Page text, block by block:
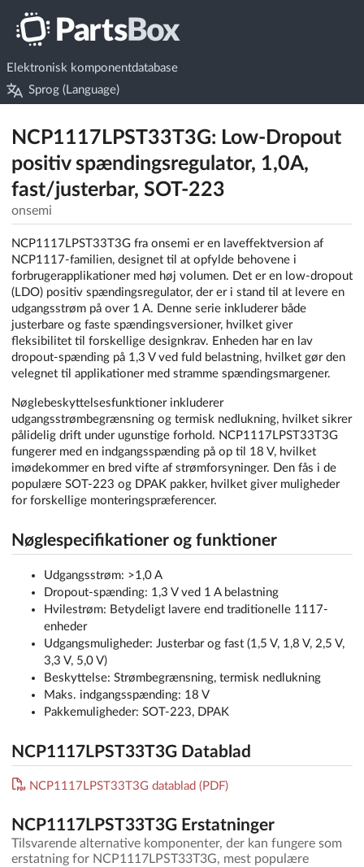
Elektronisk komponentdatabase
Sprog (Language)
NCP1117LPST33T3G: Low-Dropout
positiv spændingsregulator, 1,0A,
fast/justerbar, SOT-223
onsemi
NCP1117LPST33T3G fra onsemi er en laveffektversion af
NCP1117-familien, designet til at opfylde behovene i
forbrugerapplikationer med høj volumen. Det er en low-dropout
(LDO) positiv spændingsregulator, der er i stand til at levere en
udgangsstrøm på over 1 A. Denne serie inkluderer både
justerbare og faste spændingsversioner, hvilket giver
fleksibilitet til forskellige designkrav. Enheden har en lav
dropout-spænding på 1,3 V ved fuld belastning, hvilket gør den
velegnet til applikationer med stramme spændingsmargener.
Nøglebeskyttelsesfunktioner inkluderer
udgangsstrømbegrænsning og termisk nedlukning, hvilket sikrer
pålidelig drift under ugunstige forhold. NCP1117LPST33T3G
fungerer med en indgangsspænding på op til 18 V, hvilket
imødekommer en bred vifte af strømforsyninger. Den fås i de
populære SOT-223 og DPAK pakker, hvilket giver muligheder
for forskellige monteringspræferencer.
Nøglespecifikationer og funktioner
Udgangsstrøm: >1,0 A
Dropout-spænding: 1,3 V ved 1 A belastning
Hvilestrøm: Betydeligt lavere end traditionelle 1117-
enheder
Udgangsmuligheder: Justerbar og fast (1,5 V, 1,8 V, 2,5 V,
3,3 V, 5,0 V)
Beskyttelse: Strømbegrænsning, termisk nedlukning
Maks. indgangsspænding: 18 V
Pakkemuligheder: SOT-223, DPAK
NCP1117LPST33T3G Datablad
NCP1117LPST33T3G datablad (PDF)
NCP1117LPST33T3G Erstatninger
Tilsvarende alternative komponenter, der kan fungere som
erstatning for NCP1117LPST33T3G, mest populære